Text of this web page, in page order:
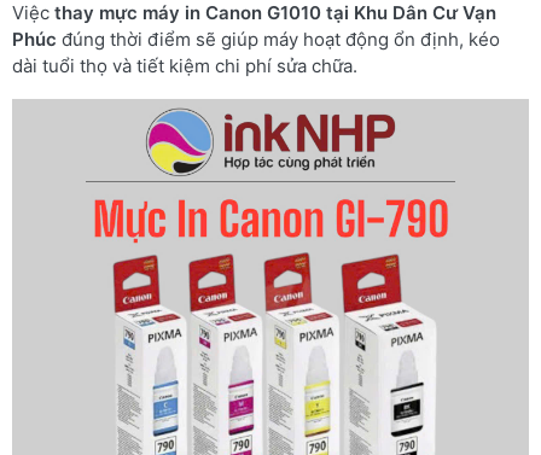
Việc thay mực máy in Canon G1010 tại Khu Dân Cư Vạn
Phúc đúng thời điểm sẽ giúp máy hoạt động ổn định, kéo
dài tuổi thọ và tiết kiệm chi phí sửa chữa.